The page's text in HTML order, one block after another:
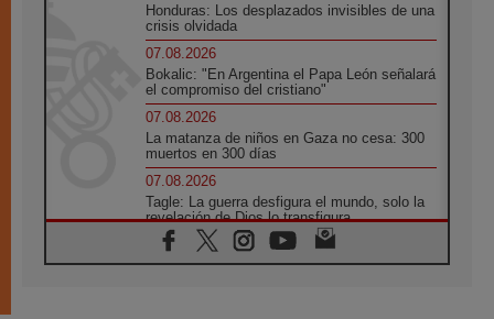
Honduras: Los desplazados invisibles de una
crisis olvidada
07.08.2026
Bokalic: "En Argentina el Papa León señalará
el compromiso del cristiano"
07.08.2026
La matanza de niños en Gaza no cesa: 300
muertos en 300 días
07.08.2026
Tagle: La guerra desfigura el mundo, solo la
revelación de Dios lo transfigura
07.08.2026
Presentada la Trienal de Arte de las